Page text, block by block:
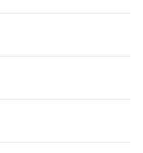
めの「6つの指針」
めの「7つの提言」
央1-5-7エスケイビ